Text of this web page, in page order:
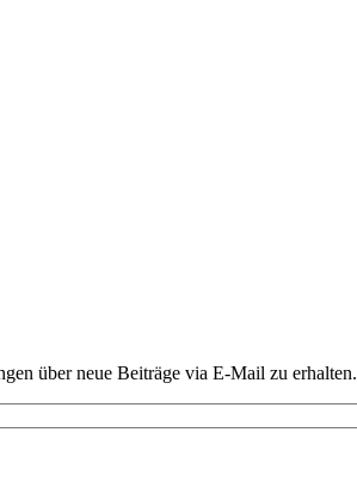
über neue Beiträge via E-Mail zu erhalten.